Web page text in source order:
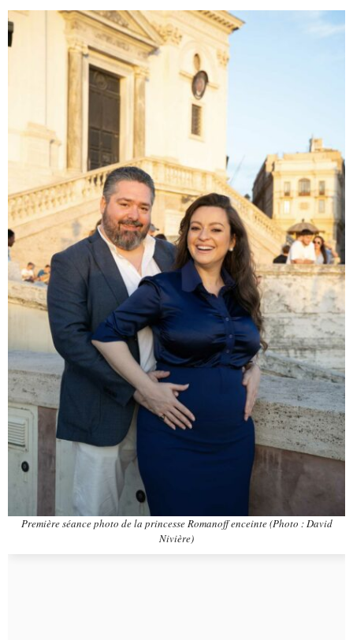
Première séance photo de la princesse Romanoff enceinte (Photo : David
Nivière)